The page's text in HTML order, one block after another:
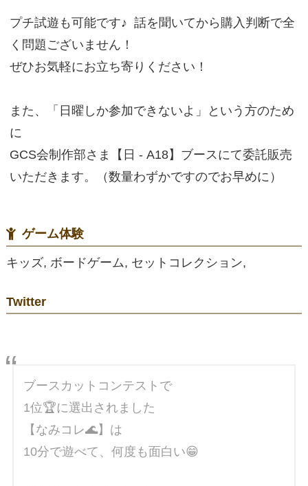
プチ試遊も可能です♪ 話を聞いてから購入判断で全
く問題ございません！
ぜひお気軽にお立ち寄りください！
また、「日曜しか参加できないよ」という方のため
に
GCS会制作部さま【日 - A18】ブースにて委託販売
いただきます。（数量わずかですのでお早めに）
ゲーム体験
キッズ, ボードゲーム, セットコレクション,
Twitter
ブースカットコンテストで
1位🏆に選出されました
【なみコレ🌊】は
10分で遊べて、何度も面白い😁